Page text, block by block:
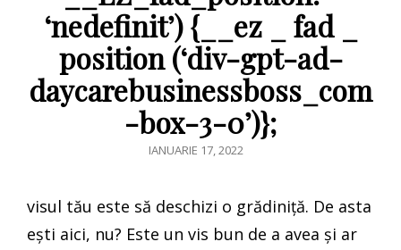
‘nedefinit’) {__ez _ fad _
position (‘div-gpt-ad-
daycarebusinessboss_com
-box-3-0’)};
POSTED
IANUARIE 17, 2022
visul tău este să deschizi o grădiniță. De asta
ești aici, nu? Este un vis bun de a avea și ar